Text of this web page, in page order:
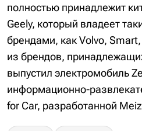
полностью принадлежит
Geely, который владеет
брендами, как Volvo,
из брендов,
выпустил электромобиль
информационно-
for Car, разработанной